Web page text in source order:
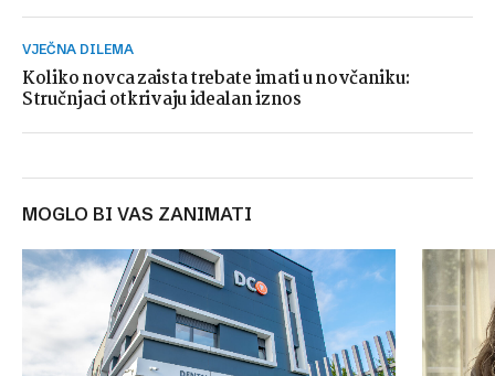
VJEČNA DILEMA
Koliko novca zaista trebate imati u novčaniku:
Stručnjaci otkrivaju idealan iznos
MOGLO BI VAS ZANIMATI